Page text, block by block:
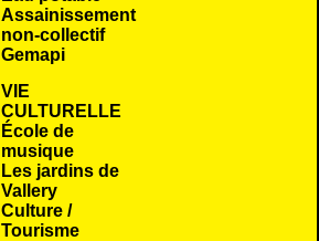
Assainissement
non-collectif
Gemapi
VIE
CULTURELLE
École de
musique
Les jardins de
Vallery
Culture /
Tourisme